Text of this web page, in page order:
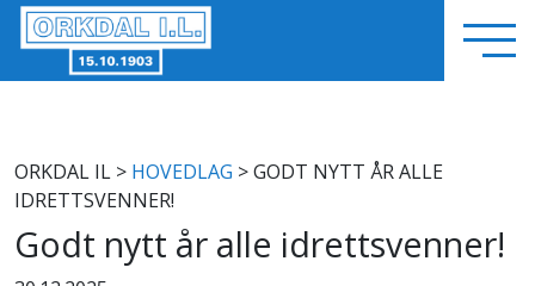
ORKDAL IL > HOVEDLAG > GODT NYTT ÅR ALLE
IDRETTSVENNER!
Godt nytt år alle idrettsvenner!